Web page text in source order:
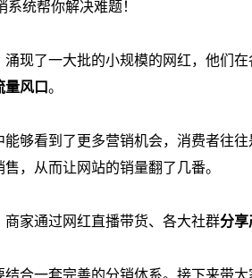
涌现了一大批的小规模的网红，他们
量风口。
能够看到了 更多营销机会，消费者往
，从而让网站的销量翻了几番。
家通过网红直播带货、各大社群分享
结合一套完善的分销体系。接下来带大